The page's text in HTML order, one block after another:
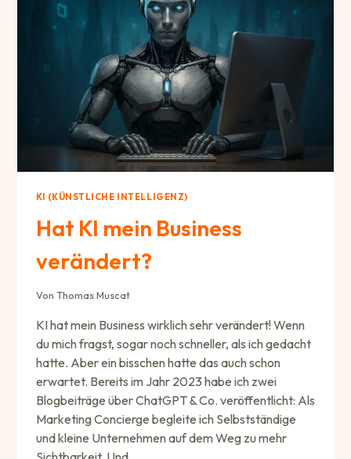
WEBSEITE?“
KI (KÜNSTLICHE INTELLIGENZ)
Hat KI mein Business
verändert?
Von Thomas Muscat
KI hat mein Business wirklich sehr verändert! Wenn
du mich fragst, sogar noch schneller, als ich gedacht
hatte. Aber ein bisschen hatte das auch schon
erwartet. Bereits im Jahr 2023 habe ich zwei
Blogbeiträge über ChatGPT & Co. veröffentlicht: Als
Marketing Concierge begleite ich Selbstständige
und kleine Unternehmen auf dem Weg zu mehr